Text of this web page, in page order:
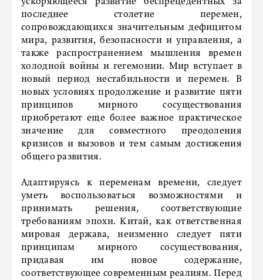
последнее столетие перемен,
сопровождающихся значительным дефицитом
мира, развития, безопасности и управления, а
также распространением мышления времен
холодной войны и гегемонии. Мир вступает в
новый период нестабильности и перемен. В
новых условиях продолжение и развитие пяти
принципов мирного сосуществования
приобретают еще более важное практическое
значение для совместного преодоления
кризисов и вызовов и тем самым достижения
общего развития.
Адаптируясь к переменам времени, следует
уметь воспользоваться возможностями и
принимать решения, соответствующие
требованиям эпохи. Китай, как ответственная
мировая держава, неизменно следует пяти
принципам мирного сосуществования,
придавая им новое содержание,
соответствующее современным реалиям. Перед